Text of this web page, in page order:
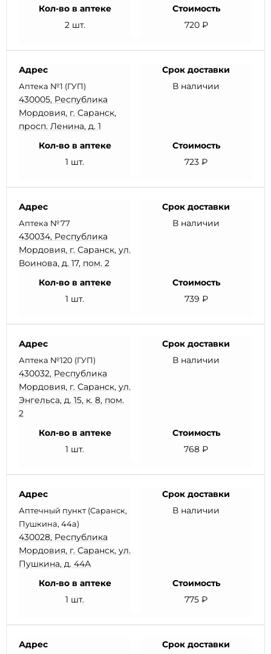
Кол-во в аптеке
2 шт.
Стоимость
720 ₽
Адрес
Аптека №1 (ГУП)
430005, Республика
Мордовия, г. Саранск,
просп. Ленина, д. 1
Срок доставки
В наличии
Кол-во в аптеке
1 шт.
Стоимость
723 ₽
Адрес
Аптека №77
430034, Республика
Мордовия, г. Саранск, ул.
Воинова, д. 17, пом. 2
Срок доставки
В наличии
Кол-во в аптеке
1 шт.
Стоимость
739 ₽
Адрес
Аптека №120 (ГУП)
430032, Республика
Мордовия, г. Саранск, ул.
Энгельса, д. 15, к. 8, пом.
2
Срок доставки
В наличии
Кол-во в аптеке
1 шт.
Стоимость
768 ₽
Адрес
Аптечный пункт (Саранск,
Пушкина, 44а)
430028, Республика
Мордовия, г. Саранск, ул.
Пушкина, д. 44А
Срок доставки
В наличии
Кол-во в аптеке
1 шт.
Стоимость
775 ₽
Адрес Срок доставки